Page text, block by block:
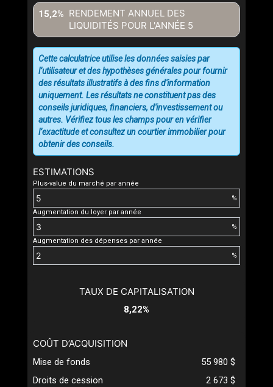
RENDEMENT ANNUEL DES
LIQUIDITÉS POUR L'ANNÉE 5
15,2%
ESTIMATIONS
Plus-value du marché par année
%
Augmentation du loyer par année
%
Augmentation des dépenses par année
%
Cette calculatrice utilise les données saisies par
l’utilisateur et des hypothèses générales pour fournir
des résultats illustratifs à des fins d'information
uniquement. Les résultats ne constituent pas des
conseils juridiques, financiers, d'investissement ou
autres. Vérifiez tous les champs pour en vérifier
l’exactitude et consultez un courtier immobilier pour
obtenir des conseils.
TAUX DE CAPITALISATION
8,22%
COÛT D’ACQUISITION
Mise de fonds
55 980 $
Droits de cession
2 673 $